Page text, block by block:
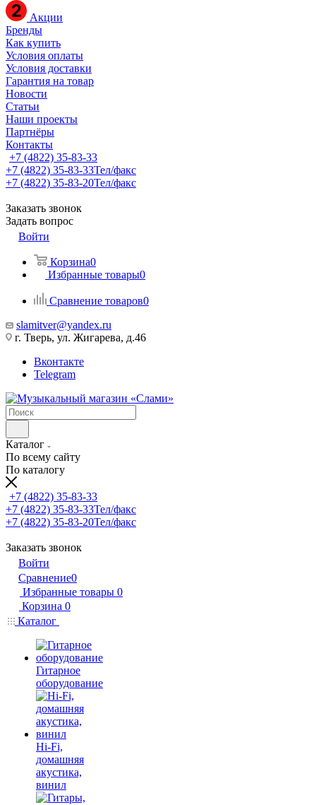
Акции
Бренды
Как купить
Условия оплаты
Условия доставки
Гарантия на товар
Новости
Статьи
Наши проекты
Партнёры
Контакты
+7 (4822) 35-83-33
+7 (4822) 35-83-33Тел/факс
+7 (4822) 35-83-20Тел/факс
Заказать звонок
Задать вопрос
Войти
Корзина0
Избранные товары0
Сравнение товаров0
slamitver@yandex.ru
г. Тверь, ул. Жигарева, д.46
Вконтакте
Telegram
Каталог
По всему сайту
По каталогу
+7 (4822) 35-83-33
+7 (4822) 35-83-33Тел/факс
+7 (4822) 35-83-20Тел/факс
Заказать звонок
Войти
Сравнение0
Избранные товары 0
Корзина 0
Каталог
Гитарное
оборудование
Hi-Fi,
домашняя
акустика,
винил